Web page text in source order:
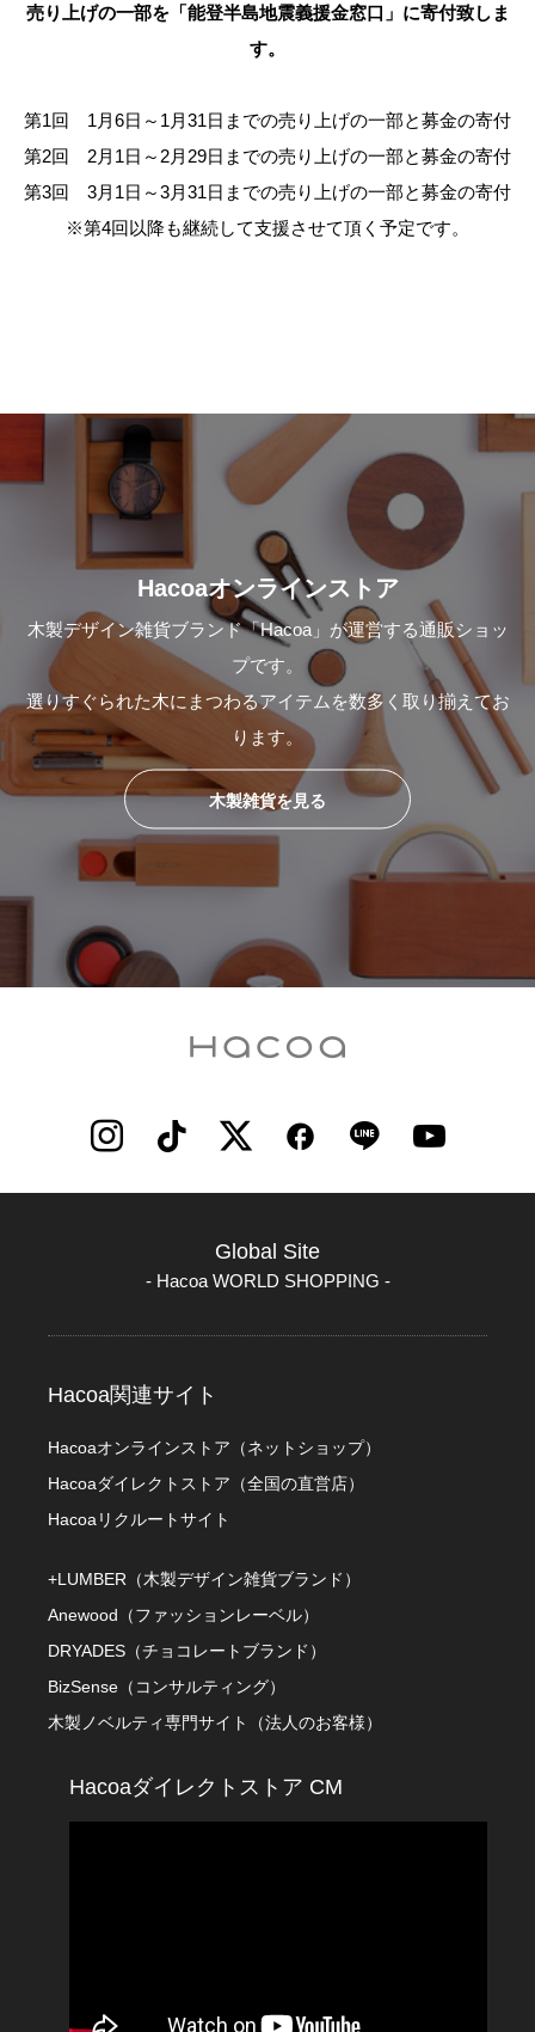
売り上げの一部を「能登半島地震義援金窓口」に寄付致しま
す。
第1回 1月6日～1月31日までの売り上げの一部と募金の寄付
第2回 2月1日～2月29日までの売り上げの一部と募金の寄付
第3回 3月1日～3月31日までの売り上げの一部と募金の寄付
※第4回以降も継続して支援させて頂く予定です。
Hacoaオンラインストア
木製デザイン雑貨ブランド「Hacoa」が運営する通販ショッ
プです。
選りすぐられた木にまつわるアイテムを数多く取り揃えてお
ります。
木製雑貨を見る
Global Site
- Hacoa WORLD SHOPPING -
Hacoa関連サイト
Hacoaオンラインストア（ネットショップ）
Hacoaダイレクトストア（全国の直営店）
Hacoaリクルートサイト
+LUMBER（木製デザイン雑貨ブランド）
Anewood（ファッションレーベル）
DRYADES（チョコレートブランド）
BizSense（コンサルティング）
木製ノベルティ専門サイト（法人のお客様）
Hacoaダイレクトストア CM